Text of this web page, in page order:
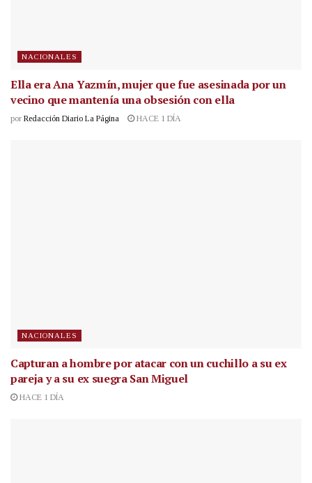
NACIONALES
Ella era Ana Yazmín, mujer que fue asesinada por un
vecino que mantenía una obsesión con ella
por Redacción Diario La Página HACE 1 DÍA
NACIONALES
Capturan a hombre por atacar con un cuchillo a su ex
pareja y a su ex suegra San Miguel
HACE 1 DÍA